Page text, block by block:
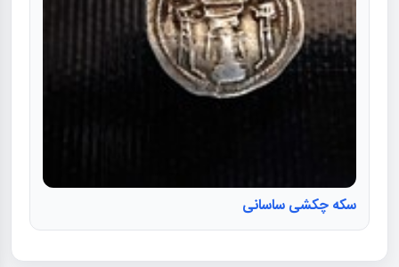
سکه چکشی ساسانی